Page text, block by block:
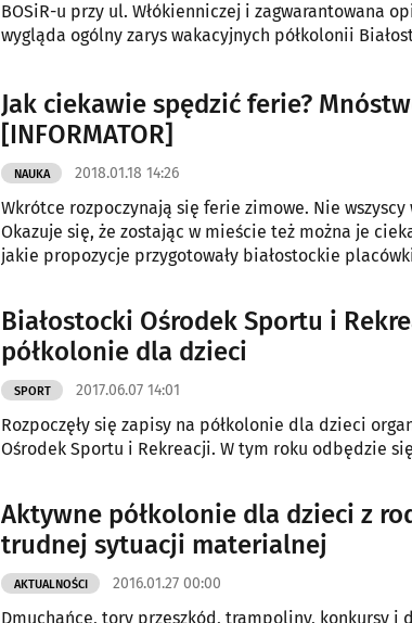
BOSiR-u przy ul. Włókienniczej i zagwarantowana
wygląda ogólny zarys wakacyjnych półkolonii
Jak ciekawie spędzić ferie?
[INFORMATOR]
NAUKA 2018.01.18 14:26
Wkrótce rozpoczynają się ferie zimowe. Nie
Okazuje się, że zostając w mieście też można je
jakie propozycje przygotowały białostockie
Białostocki Ośrodek Sportu i
półkolonie dla dzieci
SPORT 2017.06.07 14:01
Rozpoczęły się zapisy na półkolonie dla dzieci
Ośrodek Sportu i Rekreacji. W tym roku odbędzie
Aktywne półkolonie dla dzieci z
trudnej sytuacji materialnej
AKTUALNOŚCI 2016.01.27 00:00
Dmuchańce, tory przeszkód, trampoliny, konkursy i